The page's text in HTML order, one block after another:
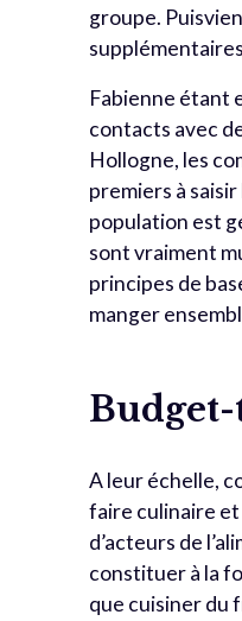
groupe.
Fabienne étant
contacts avec
Hollogne, les
premiers à saisir
population est
sont vraiment
principes de
manger
A leur échelle,
faire culinaire et
d’acteurs de
constituer à la
que cuisiner du